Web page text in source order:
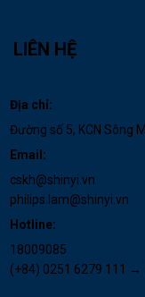
LIÊN HỆ
Địa chỉ:
Đường số 5, KCN Sông
Email:
cskh@shinyi.vn
philips.lam@shinyi.vn
Hotline:
18009085
(+84) 0251 6279 111 →